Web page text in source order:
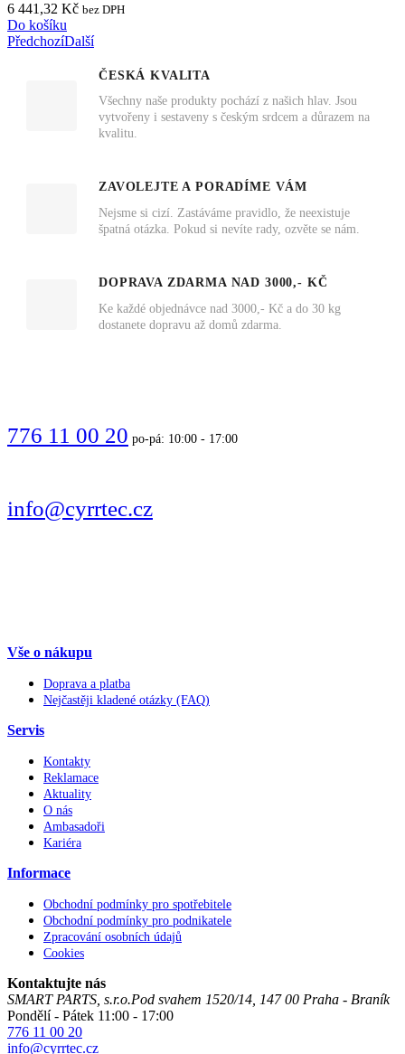
6 441,32 Kč bez DPH
Do košíku
PředchozíDalší
ČESKÁ KVALITA
Všechny naše produkty pochází z našich hlav. Jsou
vytvořeny i sestaveny s českým srdcem a důrazem na
kvalitu.
ZAVOLEJTE A PORADÍME VÁM
Nejsme si cizí. Zastáváme pravidlo, že neexistuje
špatná otázka. Pokud si nevíte rady, ozvěte se nám.
DOPRAVA ZDARMA NAD 3000,- KČ
Ke každé objednávce nad 3000,- Kč a do 30 kg
dostanete dopravu až domů zdarma.
776 11 00 20 po-pá: 10:00 - 17:00
info@cyrrtec.cz
Vše o nákupu
Doprava a platba
Nejčastěji kladené otázky (FAQ)
Servis
Kontakty
Reklamace
Aktuality
O nás
Ambasadoři
Kariéra
Informace
Obchodní podmínky pro spotřebitele
Obchodní podmínky pro podnikatele
Zpracování osobních údajů
Cookies
Kontaktujte nás
SMART PARTS, s.r.o.Pod svahem 1520/14 147 00 Praha - Braník
Pondělí - Pátek 11:00 - 17:00
776 11 00 20
info@cyrrtec.cz